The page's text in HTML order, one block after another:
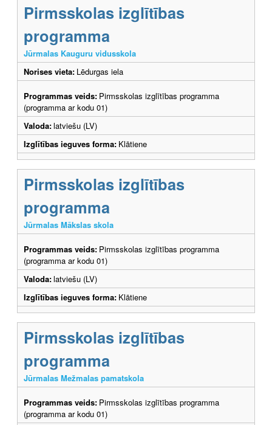
Pirmsskolas izglītības
programma
Jūrmalas Kauguru vidusskola
Norises vieta: Lēdurgas iela
Programmas veids: Pirmsskolas izglītības programma
(programma ar kodu 01)
Valoda:latviešu (LV)
Izglītības ieguves forma: Klātiene
Pirmsskolas izglītības
programma
Jūrmalas Mākslas skola
Programmas veids: Pirmsskolas izglītības programma
(programma ar kodu 01)
Valoda:latviešu (LV)
Izglītības ieguves forma: Klātiene
Pirmsskolas izglītības
programma
Jūrmalas Mežmalas pamatskola
Programmas veids: Pirmsskolas izglītības programma
(programma ar kodu 01)